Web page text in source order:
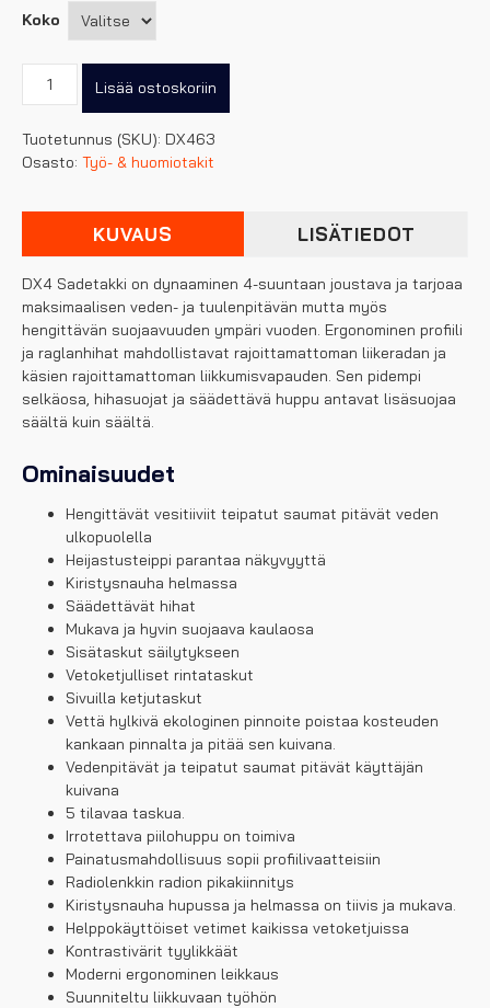
Koko
DX4
Sadetakki
DX463
määrä
Lisää ostoskoriin
Tuotetunnus (SKU): DX463
Osasto: Työ- & huomiotakit
KUVAUS LISÄTIEDOT
DX4 Sadetakki on dynaaminen 4-suuntaan joustava ja tarjoaa
maksimaalisen veden- ja tuulenpitävän mutta myös
hengittävän suojaavuuden ympäri vuoden. Ergonominen profiili
ja raglanhihat mahdollistavat rajoittamattoman liikeradan ja
käsien rajoittamattoman liikkumisvapauden. Sen pidempi
selkäosa, hihasuojat ja säädettävä huppu antavat lisäsuojaa
säältä kuin säältä.
Ominaisuudet
Hengittävät vesitiiviit teipatut saumat pitävät veden
ulkopuolella
Heijastusteippi parantaa näkyvyyttä
Kiristysnauha helmassa
Säädettävät hihat
Mukava ja hyvin suojaava kaulaosa
Sisätaskut säilytykseen
Vetoketjulliset rintataskut
Sivuilla ketjutaskut
Vettä hylkivä ekologinen pinnoite poistaa kosteuden
kankaan pinnalta ja pitää sen kuivana.
Vedenpitävät ja teipatut saumat pitävät käyttäjän
kuivana
5 tilavaa taskua.
Irrotettava piilohuppu on toimiva
Painatusmahdollisuus sopii profiilivaatteisiin
Radiolenkkin radion pikakiinnitys
Kiristysnauha hupussa ja helmassa on tiivis ja mukava.
Helppokäyttöiset vetimet kaikissa vetoketjuissa
Kontrastivärit tyylikkäät
Moderni ergonominen leikkaus
Suunniteltu liikkuvaan työhön